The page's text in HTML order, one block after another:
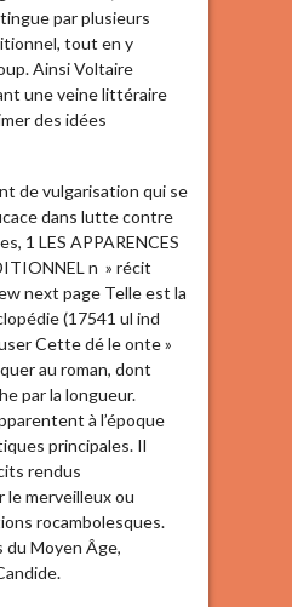
par plusieurs
tout en y
Ainsi Voltaire
une veine littéraire
des idées
de vulgarisation qui se
dans lutte contre
1 LES APPARENCES
n » récit
next page Telle est la
(17541 ul ind
Cette dé le onte »
au roman, dont
par la longueur.
à l’époque
principales. Il
rendus
le merveilleux ou
rocambolesques.
du Moyen Âge,